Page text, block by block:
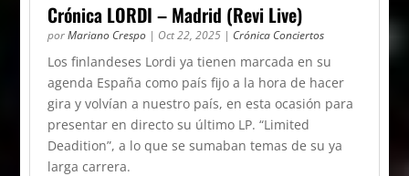
Crónica LORDI – Madrid (Revi Live)
porMariano Crespo | Oct 22, 2025 | Crónica Conciertos
Los finlandeses Lordi ya tienen marcada en su
agenda España como país fijo a la hora de hacer
gira y volvían a nuestro país, en esta ocasión para
presentar en directo su último LP. “Limited
Deadition”, a lo que se sumaban temas de su ya
larga carrera.